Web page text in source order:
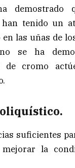
demostrado
tenido un
las uñas de
se ha
de cromo
.
suficientes
la